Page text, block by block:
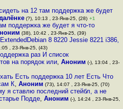
на 12 там поддержка же будет
(?), 10:13 , 23-Янв-25, (28) +1
поддержка же будет я что-то
(38), 10:42 , 23-Янв-25, (39)
8 8220 Jessie 8221 i386,
, 23-Янв-25, (43)
раз И список
на порядок или,Аноним (-), 13:04 , 23-
Есть поддержка 10 лет Есть Что
К, Аноним (73), 14:07 , 23-Янв-25, (70)
я ставлю последний стейбл, а не
Подде, Аноним (-), 14:24 , 23-Янв-25,